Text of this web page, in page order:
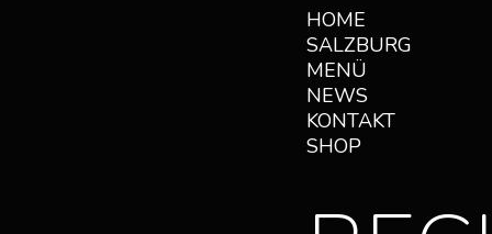
HOME
SALZBURG
MENÜ
NEWS
KONTAKT
SHOP